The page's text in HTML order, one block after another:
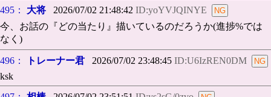
495： 大将 2026/07/02 21:48:42 ID:yoYVJQINYE
今、お話の『どの当たり』描いているのだろうか(進捗%では
なく)
496： トレーナー君 2026/07/02 23:48:45 ID:U6IzREN0DM
ksk